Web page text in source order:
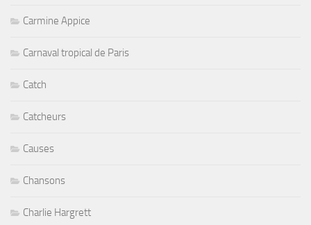
Carmine Appice
Carnaval tropical de Paris
Catch
Catcheurs
Causes
Chansons
Charlie Hargrett